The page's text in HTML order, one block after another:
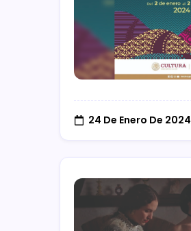
24 De Enero De 2024